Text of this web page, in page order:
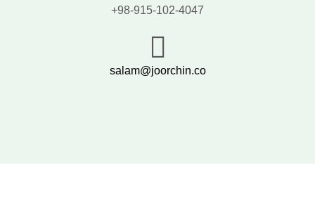
+98-915-102-4047
salam@joorchin.co